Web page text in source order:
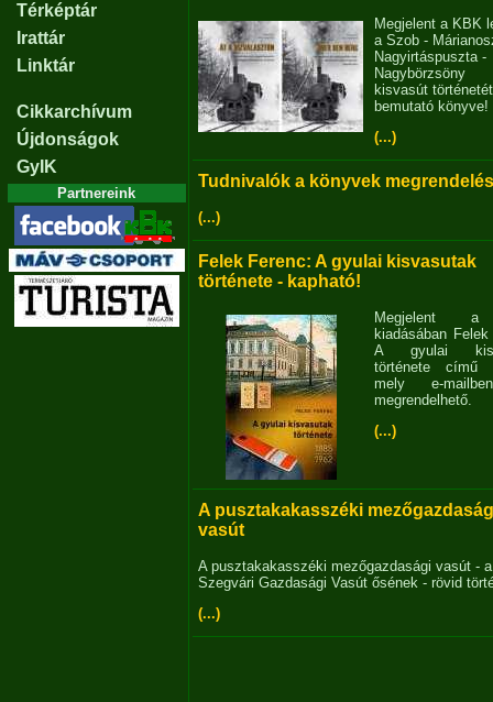
Térképtár
Irattár
Linktár
Cikkarchívum
Újdonságok
GyIK
Partnereink
Megjelent a KBK
a Szob -
Nagyirtáspuszta -
Nagybörzsöny
kisvasút történetét
bemutató könyve!
(...)
Tudnivalók a könyvek
(...)
Felek Ferenc: A gyulai kisvasutak
története - kapható!
Megjelent
kiadásában
A gyulai
története című
mely e-
megrendelhető.
(...)
A pusztakakasszéki
vasút
A pusztakakasszéki mezőgazdasági vasút - a
Szegvári Gazdasági Vasút ősének - rövid
(...)